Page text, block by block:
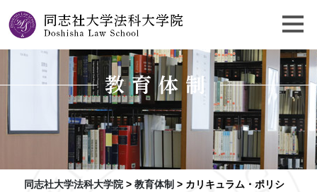
教育体制
同志社大学法科大学院> 教育体制 > カリキュラム・ポリシ